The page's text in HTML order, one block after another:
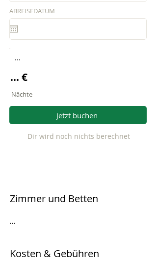
ABREISEDATUM
...
... €
Nächte
Jetzt buchen
Dir wird noch nichts berechnet
Zimmer und Betten
...
Kosten & Gebühren